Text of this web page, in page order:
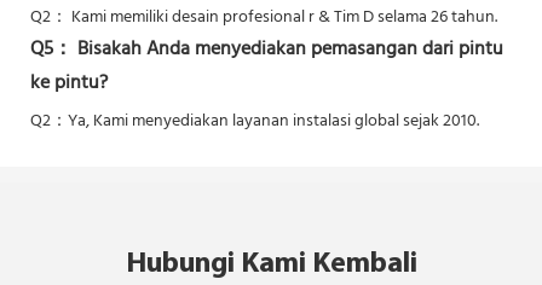
Q2： Kami memiliki desain profesional r & Tim D selama 26 tahun.
Q5： Bisakah Anda menyediakan pemasangan dari pintu
ke pintu?
Q2：Ya,Kami menyediakan layanan instalasi global sejak 2010.
Hubungi Kami Kembali